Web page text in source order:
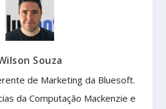
Souza
de Marketing da Bluesoft.
da Computação Mackenzie e